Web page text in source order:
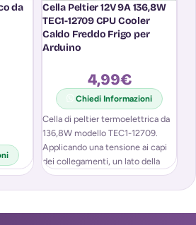
da
Cella Peltier 12V 9A 136,8W
TEC1-12709 CPU Cooler
Caldo Freddo Frigo per
Arduino
4,99€
Chiedi Informazioni
Cella di peltier termoelettrica da
136,8W modello TEC1-12709.
Applicando una tensione ai capi
dei collegamenti, un lato della
cella si